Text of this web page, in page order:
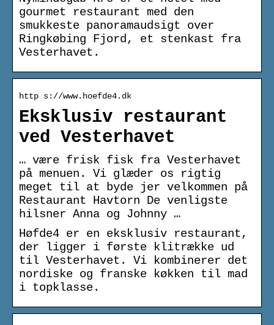
gourmet restaurant med den
smukkeste panoramaudsigt over
Ringkøbing Fjord, et stenkast fra
Vesterhavet.
http s://www.hoefde4.dk
Eksklusiv restaurant
ved Vesterhavet
… være frisk fisk fra Vesterhavet
på menuen. Vi glæder os rigtig
meget til at byde jer velkommen på
Restaurant Havtorn De venligste
hilsner Anna og Johnny …
Høfde4 er en eksklusiv restaurant,
der ligger i første klitrække ud
til Vesterhavet. Vi kombinerer det
nordiske og franske køkken til mad
i topklasse.